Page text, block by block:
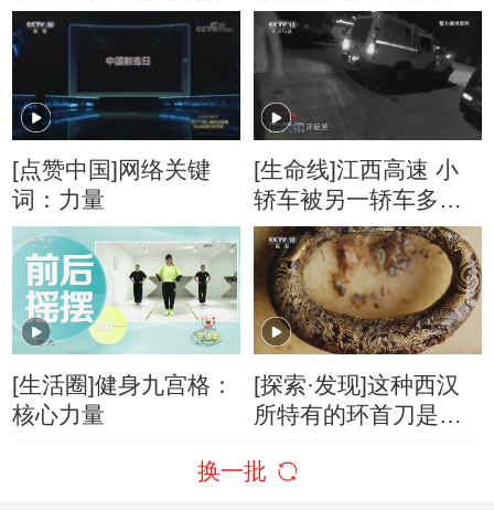
吗？
[点赞中国]网络关键
词：力量
[生命线]江西高速 小
轿车被另一轿车多次
撞击
[生活圈]健身九宫格：
核心力量
[探索·发现]这种西汉
所特有的环首刀是当
力量的象征
换一批